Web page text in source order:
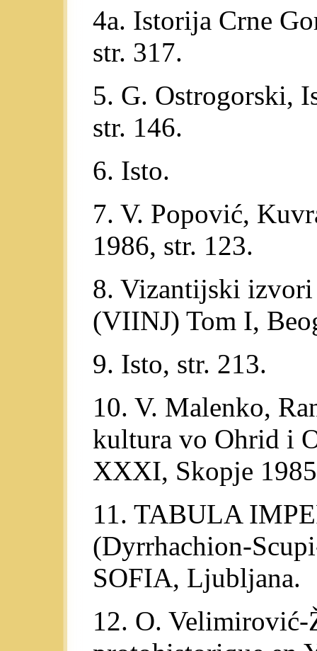
4a. Istorija Crne
str. 317.
5. G. Ostrogorski,
str. 146.
6. Isto.
7. V. Popović,
1986, str. 123.
8. Vizantijski izvori
(VIINJ) Tom I,
9. Isto, str. 213.
10. V. Malenko,
kultura vo Ohrid i
XXXI, Skopje
11. TABULA
(Dyrrhachion-
SOFIA, Ljubljana.
12. O. Velimirović-